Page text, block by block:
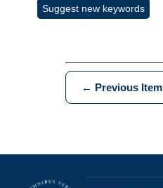
Suggest new keywords
← Previous Item